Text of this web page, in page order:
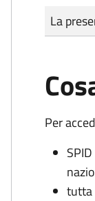
Tipo di
Importo
La
Per
tutta